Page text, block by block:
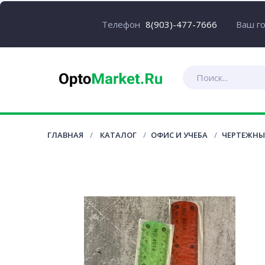
Телефон 8(903)-477-7666 Ваш
ГЛАВНАЯ КАТАЛОГ ОФИС И УЧЕБА